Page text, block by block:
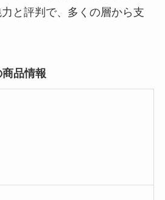
と評判で、多くの層から支
品情報